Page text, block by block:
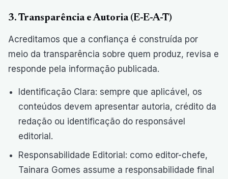
3. Transparência e Autoria (E-E-A-T)
Acreditamos que a confiança é construída por
meio da transparência sobre quem produz, revisa e
responde pela informação publicada.
Identificação Clara: sempre que aplicável, os
conteúdos devem apresentar autoria, crédito da
redação ou identificação do responsável
editorial.
Responsabilidade Editorial: como editor-chefe,
Tainara Gomes assume a responsabilidade final